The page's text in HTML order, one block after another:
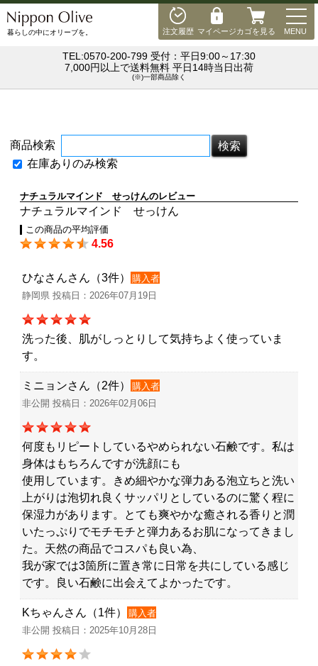
注文履歴 マイページカゴを見る MENU
暮らしの中にオリーブを。
TEL:0570-200-799 受付：平日9:00～17:30
7,000円以上で送料無料 平日14時当日出荷
(※)一部商品除く
商品検索
在庫ありのみ検索
ナチュラルマインド せっけんのレビュー
ナチュラルマインド せっけん
この商品の平均評価
4.56
ひなさんさん（3件）
購入者
静岡県 投稿日：2026年07月19日
洗った後、肌がしっとりして気持ちよく使っていま
す。
ミニョンさん（2件）
購入者
非公開 投稿日：2026年02月06日
何度もリピートしているやめられない石鹸です。私は
身体はもちろんですが洗顔にも
使用しています。きめ細やかな弾力ある泡立ちと洗い
上がりは泡切れ良くサッパリとしているのに驚く程に
保湿力があります。とても爽やかな癒される香りと潤
いたっぷりでモチモチと弾力あるお肌になってきまし
た。天然の商品でコスパも良い為、
我が家では3箇所に置き常に日常を共にしている感じ
です。良い石鹸に出会えてよかったです。
Kちゃんさん（1件）
購入者
非公開 投稿日：2025年10月28日